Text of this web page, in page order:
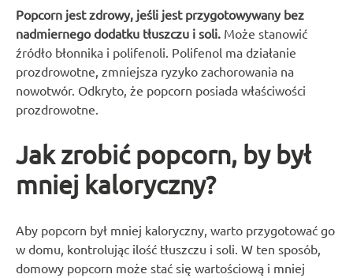
Popcorn jest zdrowy, jeśli jest przygotowywany bez
nadmiernego dodatku tłuszczu i soli. Może stanowić
źródło błonnika i polifenoli. Polifenol ma działanie
prozdrowotne, zmniejsza ryzyko zachorowania na
nowotwór. Odkryto, że popcorn posiada właściwości
prozdrowotne.
Jak zrobić popcorn, by był
mniej kaloryczny?
Aby popcorn był mniej kaloryczny, warto przygotować go
w domu, kontrolując ilość tłuszczu i soli. W ten sposób,
domowy popcorn może stać się wartościową i mniej